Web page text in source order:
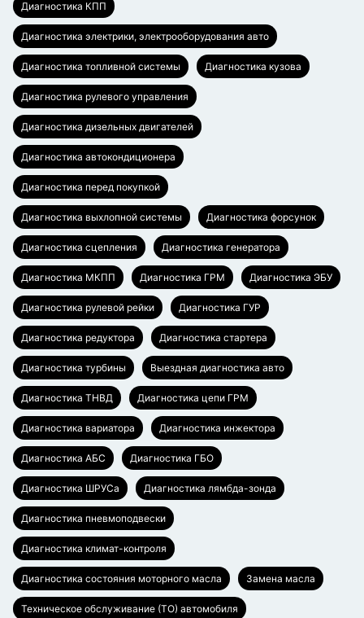
Диагностика КПП
Диагностика электрики, электрооборудования авто
Диагностика топливной системы Диагностика кузова
Диагностика рулевого управления
Диагностика дизельных двигателей
Диагностика автокондиционера
Диагностика перед покупкой
Диагностика выхлопной системы Диагностика форсунок
Диагностика сцепления Диагностика генератора
Диагностика МКПП Диагностика ГРМ Диагностика ЭБУ
Диагностика рулевой рейки Диагностика ГУР
Диагностика редуктора Диагностика стартера
Диагностика турбины Выездная диагностика авто
Диагностика ТНВД Диагностика цепи ГРМ
Диагностика вариатора Диагностика инжектора
Диагностика АБС Диагностика ГБО
Диагностика ШРУСа Диагностика лямбда-зонда
Диагностика пневмоподвески
Диагностика климат-контроля
Диагностика состояния моторного масла Замена масла
Техническое обслуживание (ТО) автомобиля